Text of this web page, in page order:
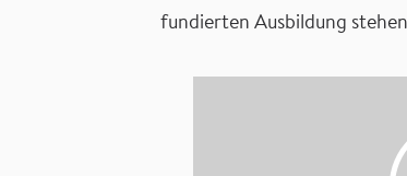
fundierten Ausbildung